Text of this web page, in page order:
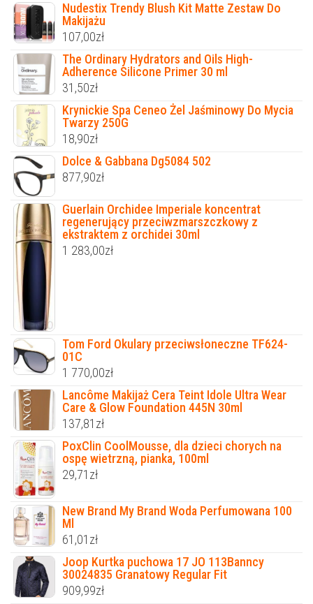
Nudestix Trendy Blush Kit Matte Zestaw Do
Makijażu
107,00zł
The Ordinary Hydrators and Oils High-
Adherence Silicone Primer 30 ml
31,50zł
Krynickie Spa Ceneo Żel Jaśminowy Do Mycia
Twarzy 250G
18,90zł
Dolce & Gabbana Dg5084 502
877,90zł
Guerlain Orchidee Imperiale koncentrat
regenerujący przeciwzmarszczkowy z
ekstraktem z orchidei 30ml
1 283,00zł
Tom Ford Okulary przeciwsłoneczne TF624-
01C
1 770,00zł
Lancôme Makijaż Cera Teint Idole Ultra Wear
Care & Glow Foundation 445N 30ml
137,81 zł
PoxClin CoolMousse, dla dzieci chorych na
ospę wietrzną, pianka, 100ml
29,71 zł
New Brand My Brand Woda Perfumowana 100
Ml
61,01 zł
Joop Kurtka puchowa 17 JO 113Banncy
30024835 Granatowy Regular Fit
909,99zł